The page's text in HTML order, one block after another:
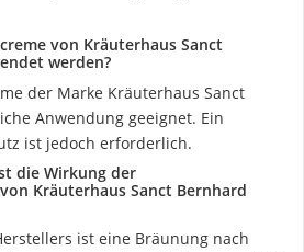
von Kräuterhaus Sanct
werden?
der Marke Kräuterhaus Sanct
Anwendung geeignet. Ein
ist jedoch erforderlich.
die Wirkung der
Kräuterhaus Sanct Bernhard
ist eine Bräunung nach